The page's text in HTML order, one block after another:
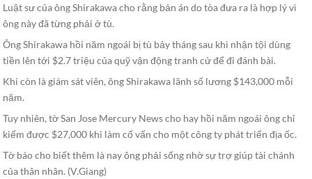
Luật sư của ông Shirakawa cho rằng bản án do tòa đưa ra là hợp lý vì
ông này đã từng phải ở tù.
Ông Shirakawa hồi năm ngoái bị tù bảy tháng sau khi nhận tội dùng
tiền lên tới $2.7 triệu của quỹ vận động tranh cử để đi đánh bài.
Khi còn là giám sát viên, ông Shirakawa lãnh số lương $143,000 mỗi
năm.
Tuy nhiên, tờ San Jose Mercury News cho hay hồi năm ngoái ông chỉ
kiếm được $27,000 khi làm cố vấn cho một công ty phát triển địa ốc.
Tờ báo cho biết thêm là nay ông phải sống nhờ sự trợ giúp tài chánh
của thân nhân. (V.Giang)